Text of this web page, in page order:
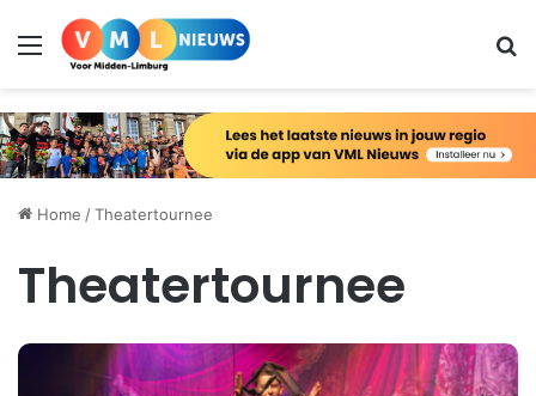
Menu
Home /Theatertournee
Theatertournee